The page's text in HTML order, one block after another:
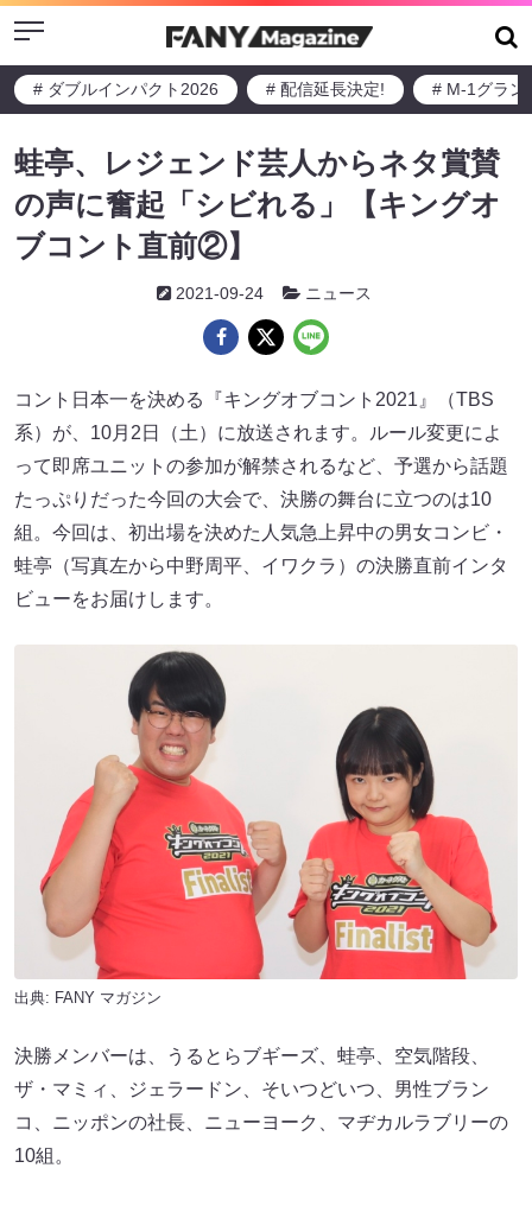
Menu
# ダブルインパクト2026 # 配信延長決定! # M-1グラン
蛙亭、レジェンド芸人からネタ賞賛
の声に奮起「シビれる」【キングオ
ブコント直前②】
2021-09-24 ニュース
コント日本一を決める『キングオブコント2021』（TBS
系）が、10月2日（土）に放送されます。ルール変更によ
って即席ユニットの参加が解禁されるなど、予選から話題
たっぷりだった今回の大会で、決勝の舞台に立つのは10
組。今回は、初出場を決めた人気急上昇中の男女コンビ・
蛙亭（写真左から中野周平、イワクラ）の決勝直前インタ
ビューをお届けします。
出典: FANY マガジン
決勝メンバーは、うるとらブギーズ、蛙亭、空気階段、
ザ・マミィ、ジェラードン、そいつどいつ、男性ブラン
コ、ニッポンの社長、ニューヨーク、マヂカルラブリーの
10組。